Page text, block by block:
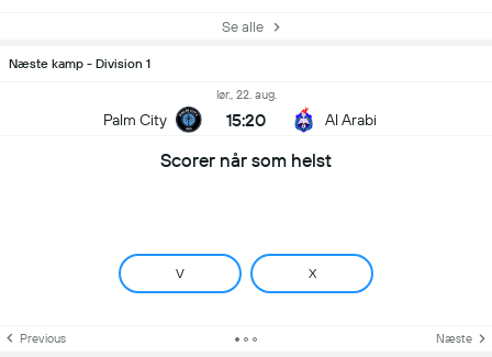
Se alle
Næste kamp - Division 1
Palm City
lør., 22. aug.
15:20 Al Arabi
Scorer når som helst
V X
Previous Næste